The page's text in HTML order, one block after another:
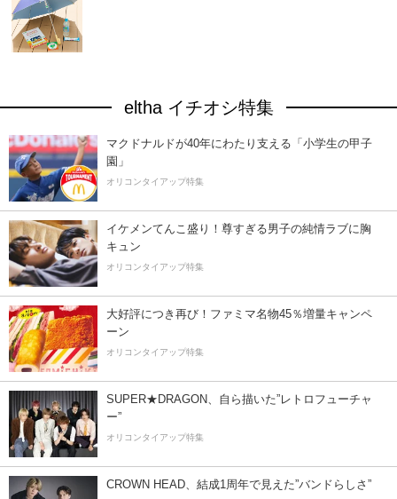
eltha イチオシ特集
マクドナルドが40年にわたり支える「小学生の甲子
園」
オリコンタイアップ特集
イケメンてんこ盛り！尊すぎる男子の純情ラブに胸
キュン
オリコンタイアップ特集
大好評につき再び！ファミマ名物45％増量キャンペ
ーン
オリコンタイアップ特集
SUPER★DRAGON、自ら描いた”レトロフューチャ
ー”
オリコンタイアップ特集
CROWN HEAD、結成1周年で見えた”バンドらしさ”